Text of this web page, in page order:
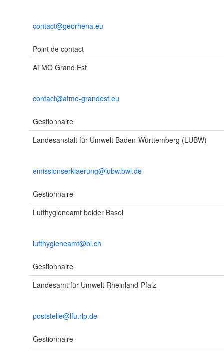
contact@georhena.eu
Point de contact
ATMO Grand Est
contact@atmo-grandest.eu
Gestionnaire
Landesanstalt für Umwelt Baden-Württemberg (LUBW)
emissionserklaerung@lubw.bwl.de
Gestionnaire
Lufthygieneamt beider Basel
lufthygieneamt@bl.ch
Gestionnaire
Landesamt für Umwelt Rheinland-Pfalz
poststelle@lfu.rlp.de
Gestionnaire